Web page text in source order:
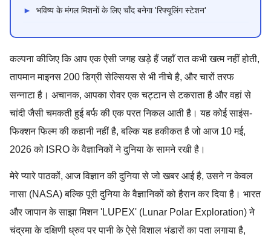
► भविष्य के मंगल मिशनों के लिए चाँद बनेगा 'रिफ्यूलिंग स्टेशन'
कल्पना कीजिए कि आप एक ऐसी जगह खड़े हैं जहाँ रात कभी खत्म नहीं होती,
तापमान माइनस 200 डिग्री सेल्सियस से भी नीचे है, और चारों तरफ
सन्नाटा है। अचानक, आपका रोवर एक चट्टान से टकराता है और वहां से
चांदी जैसी चमकती हुई बर्फ की एक परत निकल आती है। यह कोई साइंस-
फिक्शन फिल्म की कहानी नहीं है, बल्कि यह हकीकत है जो आज 10 मई,
2026 को ISRO के वैज्ञानिकों ने दुनिया के सामने रखी है।
मेरे प्यारे पाठकों, आज विज्ञान की दुनिया से जो खबर आई है, उसने न केवल
नासा (NASA) बल्कि पूरी दुनिया के वैज्ञानिकों को हैरान कर दिया है। भारत
और जापान के साझा मिशन 'LUPEX' (Lunar Polar Exploration) ने
चंद्रमा के दक्षिणी ध्रुव पर पानी के ऐसे विशाल भंडारों का पता लगाया है,